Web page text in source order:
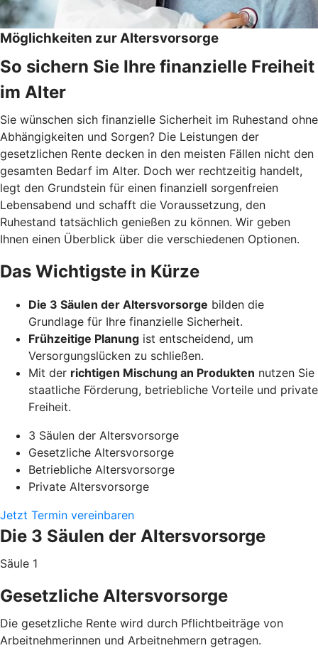
Möglichkeiten zur Altersvorsorge
So sichern Sie Ihre finanzielle Freiheit
im Alter
Sie wünschen sich finanzielle Sicherheit im Ruhestand ohne
Abhängigkeiten und Sorgen? Die Leistungen der
gesetzlichen Rente decken in den meisten Fällen nicht den
gesamten Bedarf im Alter. Doch wer rechtzeitig handelt,
legt den Grundstein für einen finanziell sorgenfreien
Lebensabend und schafft die Voraussetzung, den
Ruhestand tatsächlich genießen zu können. Wir geben
Ihnen einen Überblick über die verschiedenen Optionen.
Das Wichtigste in Kürze
Die 3 Säulen der Altersvorsorge bilden die
Grundlage für Ihre finanzielle Sicherheit.
Frühzeitige Planung ist entscheidend, um
Versorgungslücken zu schließen.
Mit der richtigen Mischung an Produkten nutzen Sie
staatliche Förderung, betriebliche Vorteile und private
Freiheit.
3 Säulen der Altersvorsorge
Gesetzliche Altersvorsorge
Betriebliche Altersvorsorge
Private Altersvorsorge
Jetzt Termin vereinbaren
Die 3 Säulen der Altersvorsorge
Säule 1
Gesetzliche Altersvorsorge
Die gesetzliche Rente wird durch Pflichtbeiträge von
Arbeitnehmerinnen und Arbeitnehmern getragen.